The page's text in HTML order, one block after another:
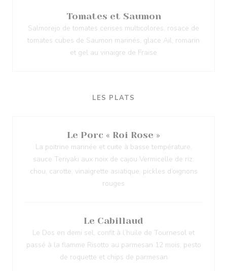
Tomates et Saumon
Salmorejo de tomates cerises multicolores, rosace de
tomates cubes de Saumon marinés, glace Ail, romarin
et gel au vinaigre de Fraise
LES PLATS
Le Porc « Roi Rose »
La poitrine marinée et cuite à basse température,
sauce Teriyaki aux noix de cajou Vermicelle de riz,
chou, carotte, vinaigrette asiatique, pickles d’oignons
rouges
Le Cabillaud
Le Dos en demi sel, confit à l’huile de Tournesol et
passé à la flamme Risotto au parmesan 12 mois, pesto
de roquette et chips de parmesan